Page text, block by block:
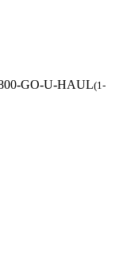
GO-U-HAUL(1-